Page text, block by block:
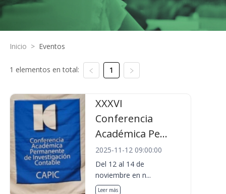
Inicio > Eventos
1 elementos en total: 1
XXXVI
Conferencia
Académica Pe...
2025-11-12 09:00:00
Del 12 al 14 de
noviembre en n...
Leer más